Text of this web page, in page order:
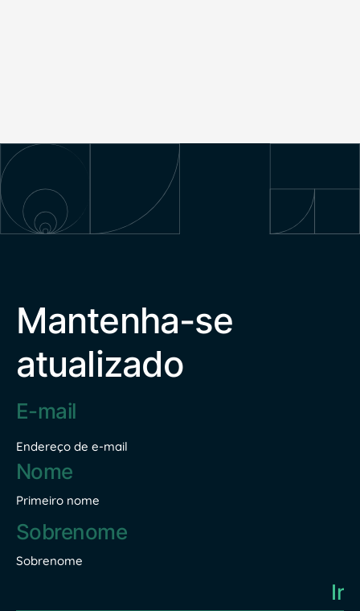
Mantenha-se
atualizado
Endereço
de
mail*
Endereço de e-mail
Nome
Primeiro nome
Sobrenome